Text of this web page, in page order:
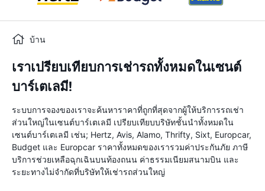
บ้าน
เราเปรียบเทียบการเช่ารถทั้งหมดในเซนต์
บาร์เตเลมี!
ระบบการจองของเราจะค้นหาราคาที่ถูกที่สุดจากผู้ให้บริการรถเช่า
ส่วนใหญ่ในเซนต์บาร์เตเลมี เปรียบเทียบบริษัทชั้นนำทั้งหมดใน
เซนต์บาร์เตเลมี เช่น; Hertz, Avis, Alamo, Thrifty, Sixt, Europcar,
Budget และ Europcar ราคาทั้งหมดของเรารวมค่าประกันภัย ภาษี
บริการช่วยเหลือฉุกเฉินบนท้องถนน ค่าธรรมเนียมสนามบิน และ
ระยะทางไม่จำกัดที่บริษัทให้เช่ารถส่วนใหญ่